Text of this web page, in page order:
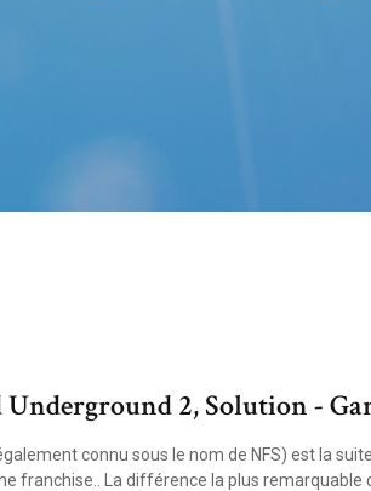
Underground 2, Solution -
connu sous le nom de NFS) est la
franchise.. La différence la plus remarquable